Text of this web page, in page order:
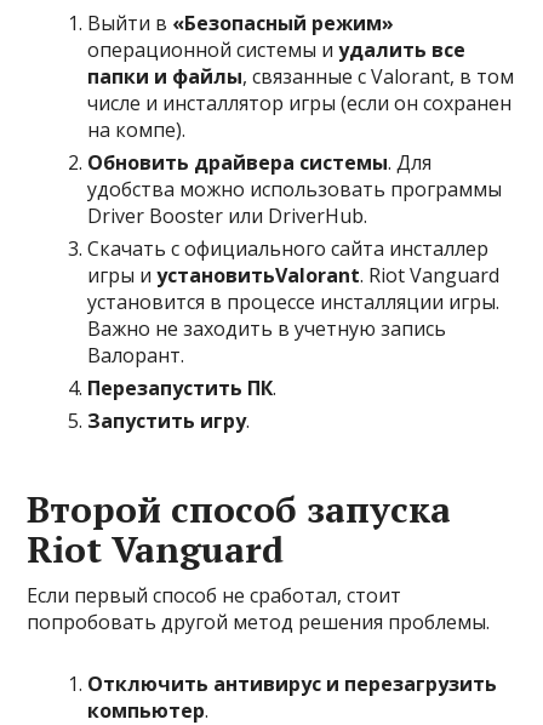
Выйти в «Безопасный режим»
операционной системы иудалить все
папки и файлы, связанные с Valorant, в том
числе и инсталлятор игры (если он сохранен
на компе).
Обновить драйвера системы. Для
удобства можно использовать программы
Driver Booster или DriverHub.
Скачать с официального сайта инсталлер
игры иустановитьValorant. Riot Vanguard
установится в процессе инсталляции игры.
Важно не заходить в учетную запись
Валорант.
Перезапустить ПК.
Запустить игру.
Второй способ запуска
Riot Vanguard
Если первый способ не сработал, стоит
попробовать другой метод решения проблемы.
Отключить антивирус и перезагрузить
компьютер.